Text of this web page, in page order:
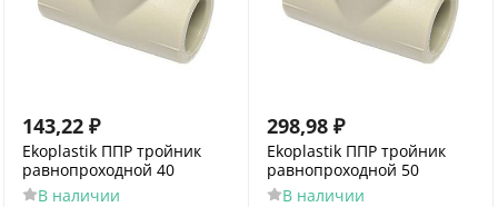
143,22 ₽
Ekoplastik ППР тройник
равнопроходной 40
В наличии
298,98 ₽
Ekoplastik ППР тройник
равнопроходной 50
В наличии